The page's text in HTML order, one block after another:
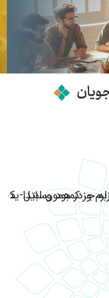
و در همون
کمبود وسایل-